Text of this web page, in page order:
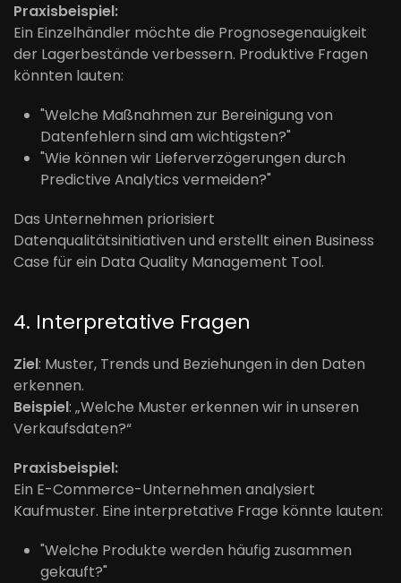
Praxisbeispiel:
Ein Einzelhändler möchte die Prognosegenauigkeit
der Lagerbestände verbessern. Produktive Fragen
könnten lauten:
"Welche Maßnahmen zur Bereinigung von
Datenfehlern sind am wichtigsten?"
"Wie können wir Lieferverzögerungen durch
Predictive Analytics vermeiden?"
Das Unternehmen priorisiert
Datenqualitätsinitiativen und erstellt einen Business
Case für ein Data Quality Management Tool.
4. Interpretative Fragen
Ziel: Muster, Trends und Beziehungen in den Daten
erkennen.
Beispiel: „Welche Muster erkennen wir in unseren
Verkaufsdaten?“
Praxisbeispiel:
Ein E-Commerce-Unternehmen analysiert
Kaufmuster. Eine interpretative Frage könnte lauten:
"Welche Produkte werden häufig zusammen
gekauft?"